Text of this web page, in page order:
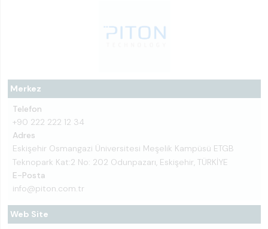
Merkez
Telefon
+90 222 222 12 34
Adres
Eskişehir Osmangazi Üniversitesi Meşelik Kampüsü ETGB
Teknopark Kat:2 No: 202 Odunpazarı, Eskişehir, TÜRKİYE
E-Posta
info@piton.com.tr
Web Site